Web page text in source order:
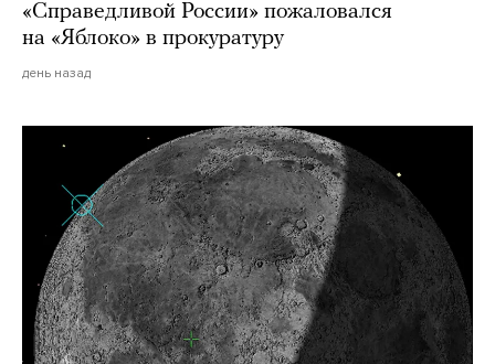
«Справедливой России» пожаловался
на «Яблоко» в прокуратуру
день назад